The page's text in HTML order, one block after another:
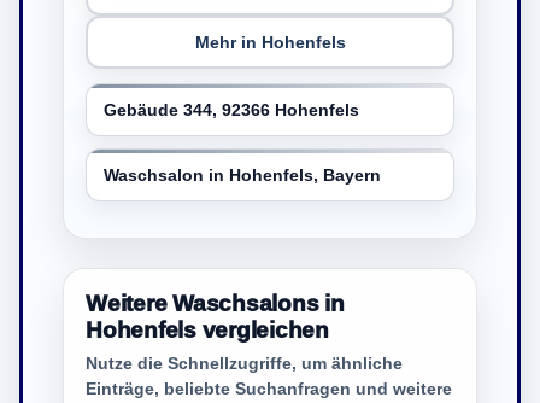
Mehr in Hohenfels
Gebäude 344, 92366 Hohenfels
Waschsalon in Hohenfels, Bayern
Weitere Waschsalons in
Hohenfels vergleichen
Nutze die Schnellzugriffe, um ähnliche
Einträge, beliebte Suchanfragen und weitere